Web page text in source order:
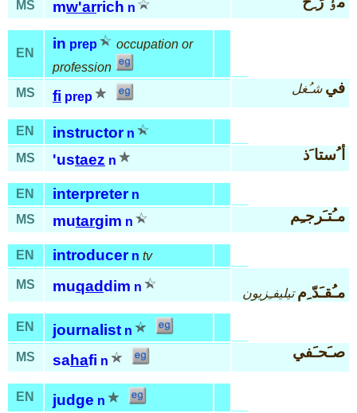
MS
mw'arrich n
EN
in prep
occupation or
profession
MS
fi prep
في شـُغل
EN instructor n
MS
'ustaez n أ ُستا َذ
EN interpreter n
MS
mutargim n مـُتـَرجـِم
EN introducer n tv
MS muqaddim n مـُقـَدّ ِم تيليفـِزيون
EN journalist n
MS
sahafi n
صـَحـَفي
EN judge n